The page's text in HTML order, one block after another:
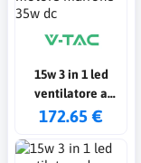
15w 3 in 1 led
ventilatore a
soffitto 3 pale
35w dc
172.65 €